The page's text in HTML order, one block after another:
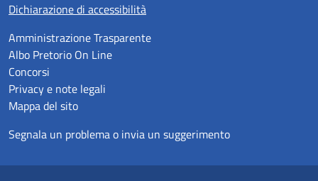
Dichiarazione di accessibilità
Amministrazione Trasparente
Albo Pretorio On Line
Concorsi
Privacy e note legali
Mappa del sito
Segnala un problema o invia un suggerimento